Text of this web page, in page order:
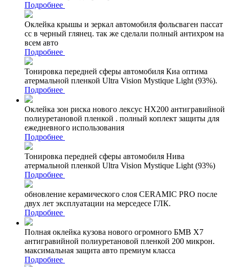
Подробнее
Оклейка крышы и зеркал автомобиля фольсваген пассат
сс в черный глянец. так же сделали полный антихром на
всем авто
Подробнее
Тонировка передней сферы автомобиля Киа оптима
атермальной пленкой Ultra Vision Mystique Light (93%).
Подробнее
Оклейка зон риска нового лексус НХ200 антигравийной
полиуретановой пленкой . полный коплект защиты для
ежедневного использования
Подробнее
Тонировка передней сферы автомобиля Нива
атермальной пленкой Ultra Vision Mystique Light (93%)
Подробнее
обновление керамического слоя CERAMIC PRO после
двух лет эксплуатации на мерседесе ГЛК.
Подробнее
Полная оклейка кузова нового огромного БМВ Х7
антигравийной полиуретановой пленкой 200 микрон.
максимальная защита авто премиум класса
Подробнее